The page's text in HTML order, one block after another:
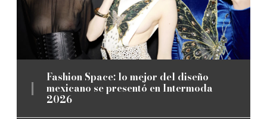
Fashion Space: lo mejor del diseño
mexicano se presentó en Intermoda
2026